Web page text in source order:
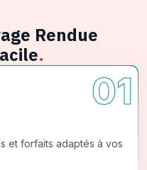
Rendue
.
01
et forfaits adaptés à vos